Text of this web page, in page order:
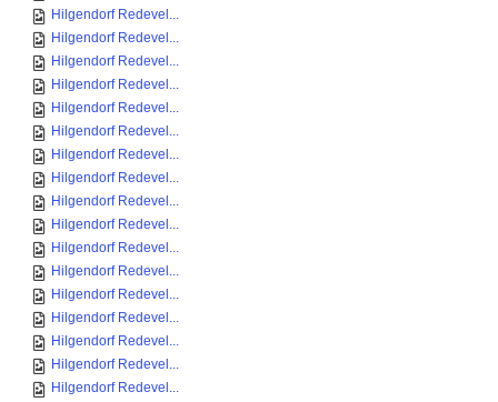
Hilgendorf Redevel...
Hilgendorf Redevel...
Hilgendorf Redevel...
Hilgendorf Redevel...
Hilgendorf Redevel...
Hilgendorf Redevel...
Hilgendorf Redevel...
Hilgendorf Redevel...
Hilgendorf Redevel...
Hilgendorf Redevel...
Hilgendorf Redevel...
Hilgendorf Redevel...
Hilgendorf Redevel...
Hilgendorf Redevel...
Hilgendorf Redevel...
Hilgendorf Redevel...
Hilgendorf Redevel...